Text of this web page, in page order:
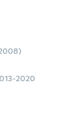
2020